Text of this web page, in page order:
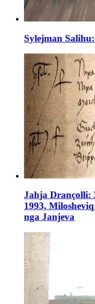
Sylejman
Jahja Drançolli:
1993,
nga Janjeva